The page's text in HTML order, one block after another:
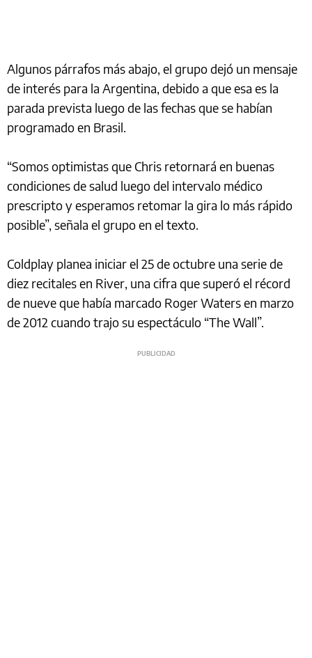
Algunos párrafos más abajo, el grupo dejó un mensaje
de interés para la Argentina, debido a que esa es la
parada prevista luego de las fechas que se habían
programado en Brasil.
“Somos optimistas que Chris retornará en buenas
condiciones de salud luego del intervalo médico
prescripto y esperamos retomar la gira lo más rápido
posible”, señala el grupo en el texto.
Coldplay planea iniciar el 25 de octubre una serie de
diez recitales en River, una cifra que superó el récord
de nueve que había marcado Roger Waters en marzo
de 2012 cuando trajo su espectáculo “The Wall”.